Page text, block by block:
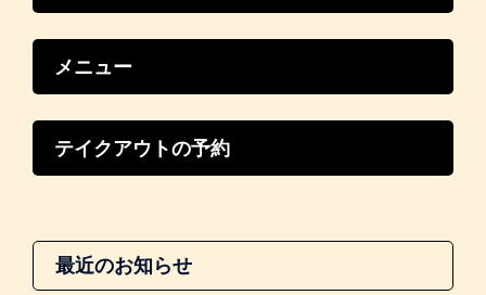
メニュー
テイクアウトの予約
最近のお知らせ